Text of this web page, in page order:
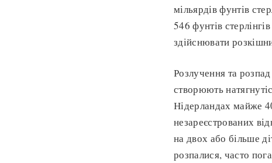
мільярдів фунтів
546 фунтів
здійснювати
Розлучення та
створюють
Нідерландах майже
незареєстрованих
на двох або більше
розпалися, часто